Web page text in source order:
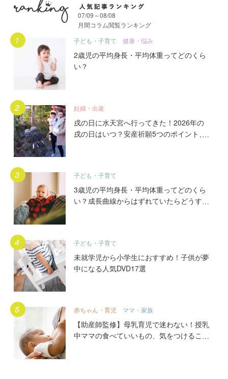
月間人気記事ランキング
07/09～08/08
月間コラム閲覧ランキング
子ども・子育て
健康・悩み
2歳児の平均身長・平均体重ってどのくら
い？
妊婦・出産
戌の日に水天宮へ行ってきた！2026年の
戌の日はいつ？安産祈願5つのポイント、
子ども・子育て
3歳児の平均身長・平均体重ってどのくら
い？成長曲線からはずれていたらどうす
子ども・子育て
未就学児から小学生におすすめ！子供が夢
中になる人気DVD17選
赤ちゃん・育児 ママ・家族
【助産師監修】母乳育児で迷わない！授乳
中ママの食べていいもの、気をつけること